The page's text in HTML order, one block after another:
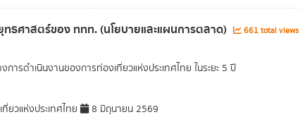
ธศาสตร์ของ ททท. (นโยบายและแผนการตลาด) 661 total views
ารดำเนินงานของการท่องเที่ยวแห่งประเทศไทย ในระยะ 5 ปี
ยวแห่งประเทศไทย 8 มิถุนายน 2569